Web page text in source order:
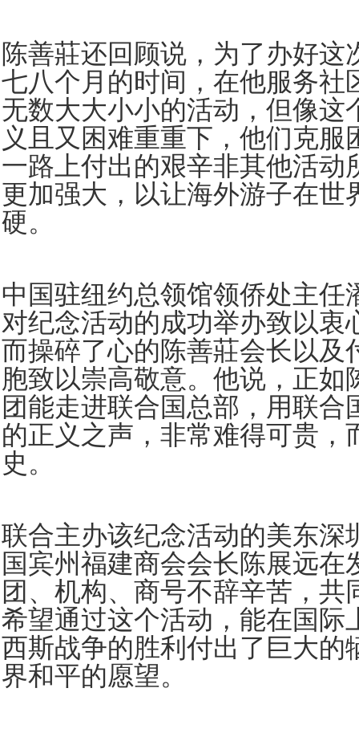
陈善莊还回顾说，为了办好
七八个月的时间，在他服务社
无数大大小小的活动，但像这
义且又困难重重下，他们克
一路上付出的艰辛非其他活动
更加强大，以让海外游子在世
硬。
中国驻纽约总领馆领侨处主任
对纪念活动的成功举办致以衷
而操碎了心的陈善莊会长以及
胞致以崇高敬意。他说，正如
团能走进联合国总部，用联
的正义之声，非常难得可贵，
史。
联合主办该纪念活动的美东深
国宾州福建商会会长陈展远在
团、机构、商号不辞辛苦，
希望通过这个活动，能在国际
西斯战争的胜利付出了巨大的
界和平的愿望。